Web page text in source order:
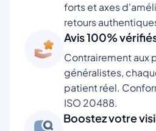
forts et axes
retours
Avis 100%
Contrairement aux
généralistes,
patient réel.
ISO 20488.
Boostez votre